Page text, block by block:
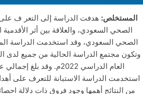
المستخلص: هدفت الدراسة إلى التعر ف
الصحي السعودي، والعلاقة بين أثر
الصحي السعودي، وقد استخدمت الدراسة
وتكون مجتمع الدراسة الحالية من جميع
استخدمت الدراسة الاستبانة للتعرف على